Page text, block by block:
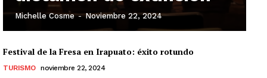
Michelle Cosme - Noviembre 22, 2024
Festival de la Fresa en Irapuato: éxito rotundo
TURISMO noviembre 22, 2024